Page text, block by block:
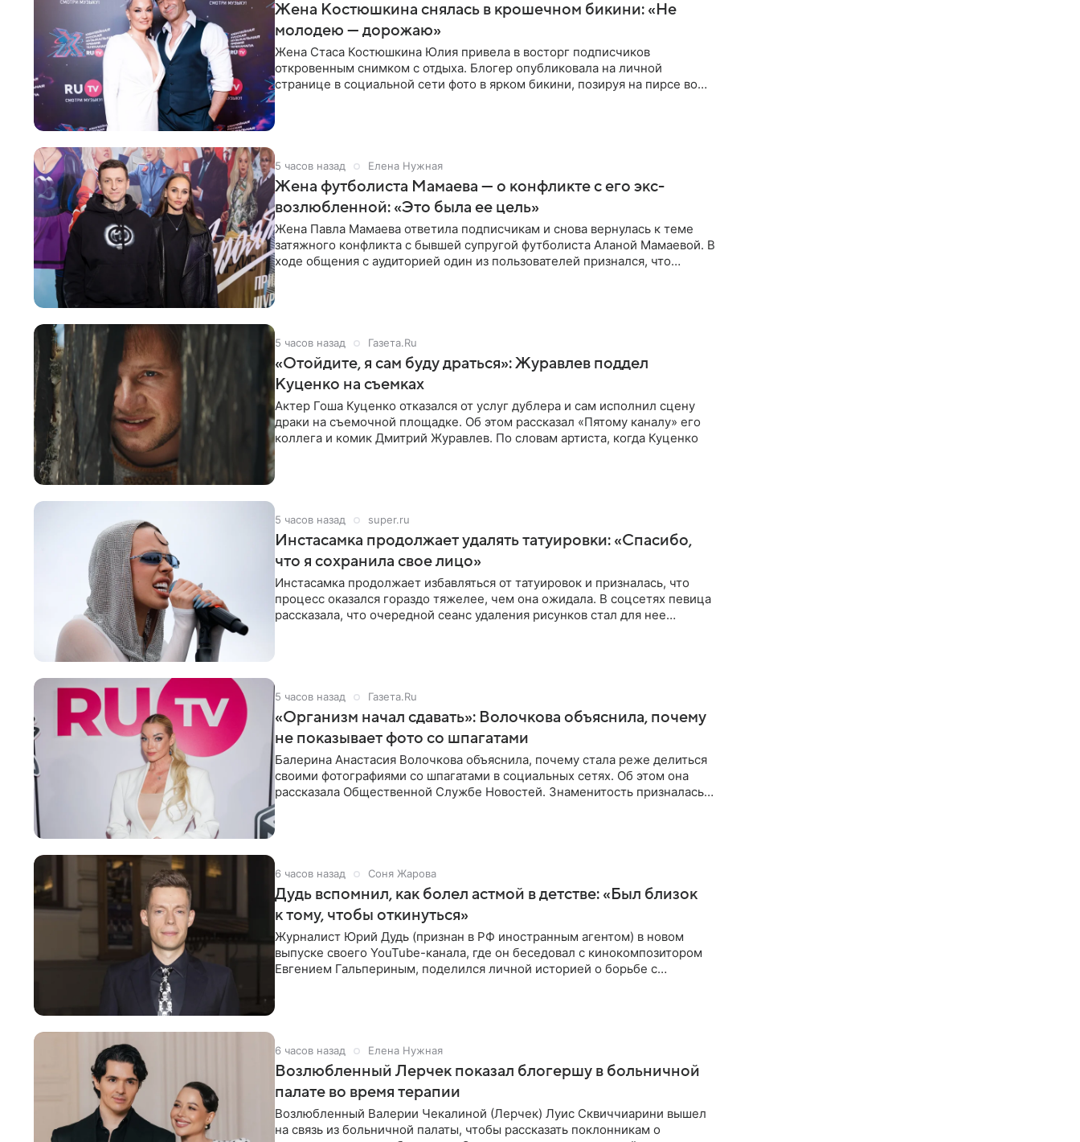
Жена Костюшкина снялась в крошечном бикини: «Не
молодею — дорожаю»
Жена Стаса Костюшкина Юлия привела в восторг подписчиков
откровенным снимком с отдыха. Блогер опубликовала на личной
странице в социальной сети фото в ярком бикини, позируя на пирсе во
5 часов назад Елена Нужная
Жена футболиста Мамаева — о конфликте с его экс-
возлюбленной: «Это была ее цель»
Жена Павла Мамаева ответила подписчикам и снова вернулась к теме
затяжного конфликта с бывшей супругой футболиста Аланой Мамаевой. В
ходе общения с аудиторией один из пользователей признался, что
5 часов назад Газета.Ru
«Отойдите, я сам буду драться»: Журавлев поддел
Куценко на съемках
Актер Гоша Куценко отказался от услуг дублера и сам исполнил сцену
драки на съемочной площадке. Об этом рассказал «Пятому каналу» его
коллега и комик Дмитрий Журавлев. По словам артиста, когда Куценко
5 часов назад super.ru
Инстасамка продолжает удалять татуировки: «Спасибо,
что я сохранила свое лицо»
Инстасамка продолжает избавляться от татуировок и призналась, что
процесс оказался гораздо тяжелее, чем она ожидала. В соцсетях певица
рассказала, что очередной сеанс удаления рисунков стал для нее
5 часов назад Газета.Ru
«Организм начал сдавать»: Волочкова объяснила, почему
не показывает фото со шпагатами
Балерина Анастасия Волочкова объяснила, почему стала реже делиться
своими фотографиями со шпагатами в социальных сетях. Об этом она
рассказала Общественной Службе Новостей. Знаменитость призналась,
6 часов назад Соня Жарова
Дудь вспомнил, как болел астмой в детстве: «Был близок
к тому, чтобы откинуться»
Журналист Юрий Дудь (признан в РФ иностранным агентом) в новом
выпуске своего YouTube-канала, где он беседовал с кинокомпозитором
Евгением Гальпериным, поделился личной историей о борьбе с
6 часов назад Елена Нужная
Возлюбленный Лерчек показал блогершу в больничной
палате во время терапии
Возлюбленный Валерии Чекалиной (Лерчек) Луис Сквиччиарини вышел
на связь из больничной палаты, чтобы рассказать поклонникам о